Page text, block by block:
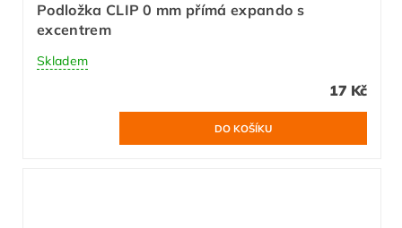
Podložka CLIP 0 mm přímá expando s
excentrem
Skladem
17 Kč